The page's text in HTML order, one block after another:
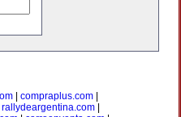
compraplus.com
rallydeargentina.com